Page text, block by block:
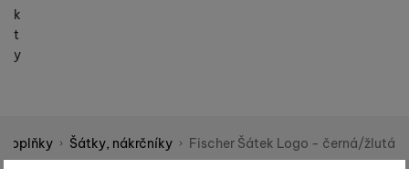
k
t
y
Shopio demo
Doplňky Šátky, nákrčníky Fischer Šátek Logo - černá/žlutá